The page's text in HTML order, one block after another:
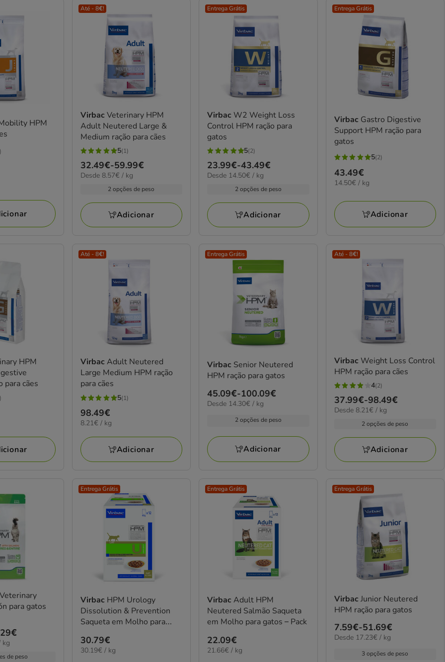
HPM
Até - 8€!
VirbacVeterinary HPM
Adult Neutered Large &
Medium ração para cães
5
estrelas
com
avaliações
5(1)
Preço
de
59.99€
32.49€-59.99€
8.57€
Desde 8.57€ / kg
2 opções de peso
Adicionar
Entrega Grátis
Virbac W2 Weight Loss
Control HPM ração para
gatos
5
estrelas
com
avaliações
5(2)
Preço
de
43.49€
23.99€-43.49€
14.50€
Desde 14.50€ / kg
2 opções de peso
Adicionar
Entrega Grátis
Virbac Gastro Digestive
Support HPM ração para
gatos
5
estrelas
com
avaliações
5(2)
Preço
43.49€
43.49€
14.50€
KG
14.50€ / kg
Adicionar
HPM
para cães
Até - 8€!
VirbacAdult Neutered
Large Medium HPM ração
para cães
5
estrelas
com
1
avaliações
5(1)
Preço
98.49€
98.49€
8.21€
KG
8.21€ / kg
Adicionar
Entrega Grátis
Virbac Senior Neutered
HPM ração para gatos
Preço
de
100.09€
45.09€-100.09€
14.30€
Desde 14.30€ / kg
2 opções de peso
Adicionar
Até - 8€!
Virbac Weight Loss Control
HPM ração para cães
4
estrelas
com
avaliações
4(2)
Preço
de
98.49€
37.99€-98.49€
8.21€
Desde 8.21€ / kg
2 opções de peso
Adicionar
para gatos
kg
de peso
Entrega Grátis
Virbac HPM Urology
Dissolution & Prevention
Saqueta em Molho para
Preço
30.79€
30.79€
30.19€
30.19€ / kg
Entrega Grátis
VirbacAdult HPM
Neutered Salmão Saqueta
em Molho para gatos – Pack
Preço
22.09€
22.09€
21.66€
21.66€ / kg
Entrega Grátis
VirbacJunior Neutered
HPM ração para gatos
Preço
de
7.59€-51.69€
17.23€
Desde 17.23€ / kg
3 opções de peso